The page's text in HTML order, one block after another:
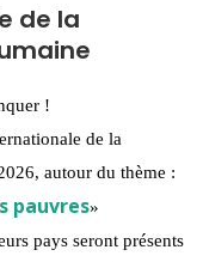
de la
!
de la
autour du thème :
pauvres»
pays seront présents